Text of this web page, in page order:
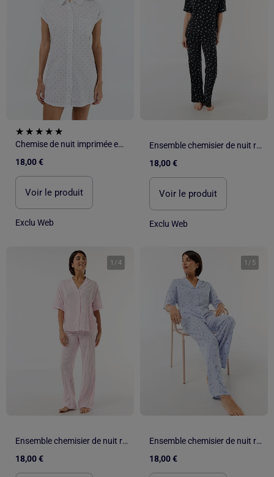
Chemise de nuit imprimée en voile de coton
18,00 €
Voir le produit
Exclu Web
Ensemble chemisier de nuit rayé
18,00 €
Voir le produit
Exclu Web
1 /4
Ensemble chemisier de nuit rayé
18,00 €
1 / 5
Ensemble chemisier de nuit rayé
18,00 €